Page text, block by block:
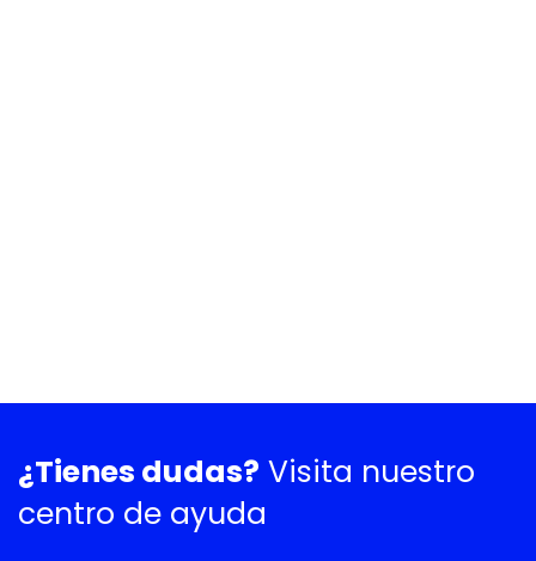
¿Tienes dudas? Visita nuestro
centro de ayuda